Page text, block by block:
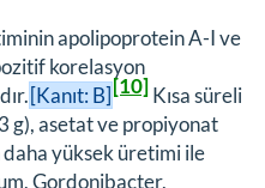
apolipoprotein A-I ve
korelasyon
[Kanıt: B][10]Kısa süreli
g), asetat ve propiyonat
yüksek üretimi ile
Gordonibacter,